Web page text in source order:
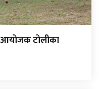
आयोजक टोलीका